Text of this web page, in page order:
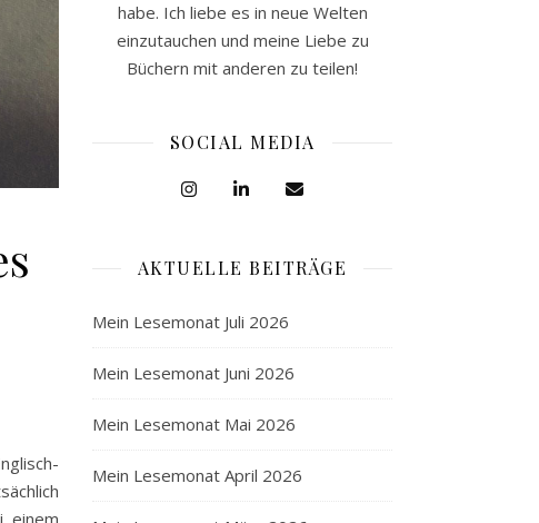
einem
habe. Ich liebe es in neue Welten
einzutauchen und meine Liebe zu
Büchern mit anderen zu teilen!
SOCIAL MEDIA
AKTUELLE BEITRÄGE
Mein Lesemonat Juli 2026
Mein Lesemonat Juni 2026
Mein Lesemonat Mai 2026
Mein Lesemonat April 2026